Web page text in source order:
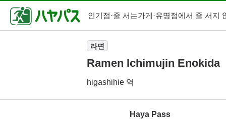
인기점·줄 서는가게·유명점에서 줄 서지
라면
Ramen Ichimujin Enokida
higashihie 역
Haya Pass